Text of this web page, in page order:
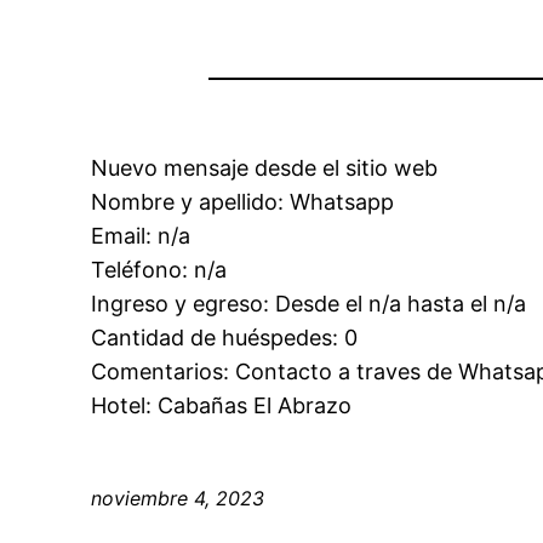
Nuevo mensaje desde el sitio web
Nombre y apellido: Whatsapp
Email: n/a
Teléfono: n/a
Ingreso y egreso: Desde el n/a hasta el n/a
Cantidad de huéspedes: 0
Comentarios: Contacto a traves de
Hotel: Cabañas El Abrazo
noviembre 4, 2023